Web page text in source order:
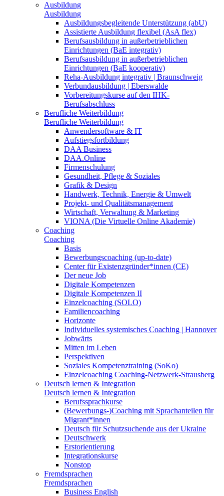
Ausbildung
Ausbildung
Ausbildungsbegleitende Unterstützung (abU)
Assistierte Ausbildung flexibel (AsA flex)
Berufsausbildung in außerbetrieblichen
Einrichtungen (BaE integrativ)
Berufsausbildung in außerbetrieblichen
Einrichtungen (BaE kooperativ)
Reha-Ausbildung integrativ | Braunschweig
Verbundausbildung | Eberswalde
Vorbereitungskurse auf den IHK-
Berufsabschluss
Berufliche Weiterbildung
Berufliche Weiterbildung
Anwendersoftware & IT
Aufstiegsfortbildung
DAA Business
DAA.Online
Firmenschulung
Gesundheit, Pflege & Soziales
Grafik & Design
Handwerk, Technik, Energie & Umwelt
Projekt- und Qualitätsmanagement
Wirtschaft, Verwaltung & Marketing
VIONA (Die Virtuelle Online Akademie)
Coaching
Coaching
Basis
Bewerbungscoaching (up-to-date)
Center für Existenzgründer*innen (CE)
Der neue Job
Digitale Kompetenzen
Digitale Kompetenzen II
Einzelcoaching (SOLO)
Familiencoaching
Horizonte
Individuelles systemisches Coaching | Hannover
Jobwärts
Mitten im Leben
Perspektiven
Soziales Kompetenztraining (SoKo)
Einzelcoaching Coaching-Netzwerk-Strausberg
Deutsch lernen & Integration
Deutsch lernen & Integration
Berufssprachkurse
(Bewerbungs-)Coaching mit Sprachanteilen für
Migrant*innen
Deutsch für Schutzsuchende aus der Ukraine
Deutschwerk
Erstorientierung
Integrationskurse
Nonstop
Fremdsprachen
Fremdsprachen
Business English